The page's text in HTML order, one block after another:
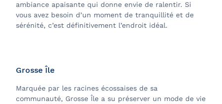
ambiance apaisante qui donne envie de ralentir. Si
vous avez besoin d’un moment de tranquillité et de
sérénité, c’est définitivement l’endroit idéal.
Grosse Île
Marquée par les racines écossaises de sa
communauté, Grosse Île a su préserver un mode de vie